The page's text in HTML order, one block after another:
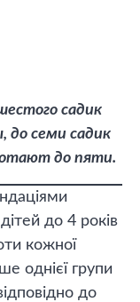
садик
до семи садик
до пяти.
до 4 років
кожної
однієї групи
до